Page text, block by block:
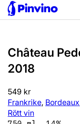
Château
2018
549 kr
Frankrike, Bordeaux
Rött vin